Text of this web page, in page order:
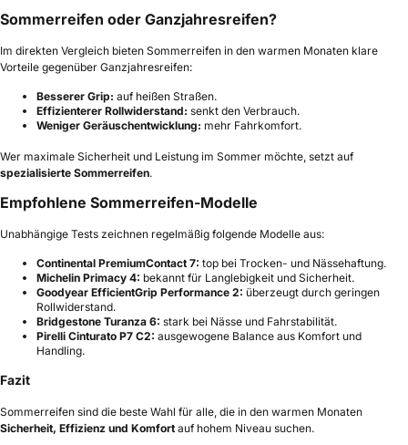
Sommerreifen oder Ganzjahresreifen?
Im direkten Vergleich bieten Sommerreifen in den warmen Monaten klare
Vorteile gegenüber Ganzjahresreifen:
Besserer Grip: auf heißen Straßen.
Effizienterer Rollwiderstand: senkt den Verbrauch.
Weniger Geräuschentwicklung: mehr Fahrkomfort.
Wer maximale Sicherheit und Leistung im Sommer möchte, setzt auf
spezialisierte Sommerreifen.
Empfohlene Sommerreifen-Modelle
Unabhängige Tests zeichnen regelmäßig folgende Modelle aus:
Continental PremiumContact 7: top bei Trocken- und Nässehaftung.
Michelin Primacy 4: bekannt für Langlebigkeit und Sicherheit.
Goodyear EfficientGrip Performance 2: überzeugt durch geringen
Rollwiderstand.
Bridgestone Turanza 6: stark bei Nässe und Fahrstabilität.
Pirelli Cinturato P7 C2: ausgewogene Balance aus Komfort und
Handling.
Fazit
Sommerreifen sind die beste Wahl für alle, die in den warmen Monaten
Sicherheit, Effizienz und Komfort auf hohem Niveau suchen.